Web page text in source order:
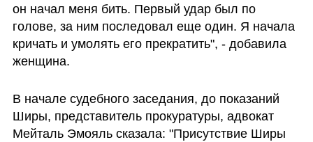
он начал меня бить. Первый удар был по
голове, за ним последовал еще один. Я начала
кричать и умолять его прекратить", - добавила
женщина.
В начале судебного заседания, до показаний
Ширы, представитель прокуратуры, адвокат
Мейталь Эмояль сказала: "Присутствие Ширы